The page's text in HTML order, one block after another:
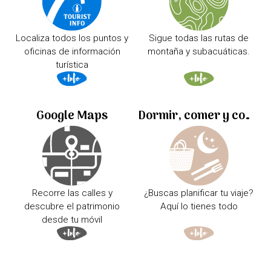
Localiza todos los puntos y
oficinas de información
turística
Sigue todas las rutas de
montaña y subacuáticas.
Google Maps
Recorre las calles y
descubre el patrimonio
desde tu móvil
Dormir, comer y comprar
¿Buscas planificar tu viaje?
Aquí lo tienes todo